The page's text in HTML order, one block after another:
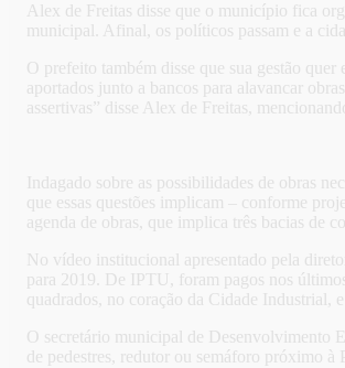
Alex de Freitas disse que o município fica
municipal. Afinal, os políticos passam e a
O prefeito também disse que sua gestão
aportados junto a bancos para alavancar
assertivas” disse Alex de Freitas,
Indagado sobre as possibilidades de obras
que essas questões implicam – conforme
agenda de obras, que implica três bacias de
No vídeo institucional apresentado pela
para 2019. De IPTU, foram pagos nos
quadrados, no coração da Cidade Industrial,
O secretário municipal de Desenvolvimento
de pedestres, redutor ou semáforo próximo à